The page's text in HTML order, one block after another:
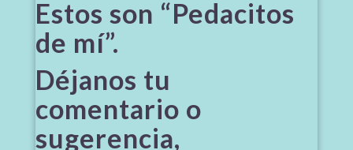
Estos son “Pedacitos
de mí”.
Déjanos tu
comentario o
sugerencia,